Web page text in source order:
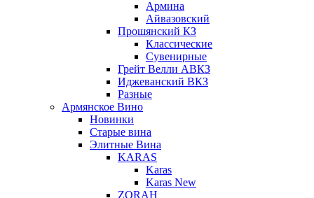
Армина
Айвазовский
Прошянский КЗ
Классические
Сувенирные
Грейт Велли АВКЗ
Иджеванский ВКЗ
Разные
Армянское Вино
Новинки
Старые вина
Элитные Вина
KARAS
Karas
Karas New
ZORAH